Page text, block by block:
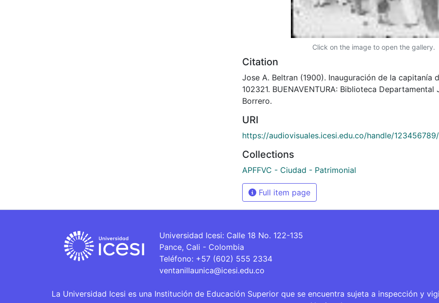
Click on the image to open the gallery.
Citation
Jose A. Beltran (1900). Inauguración de la capitanía
102321. BUENAVENTURA: Biblioteca Departamental
Borrero.
URI
https://audiovisuales.icesi.edu.co/handle/
Collections
APFFVC - Ciudad - Patrimonial
Full item page
Universidad Icesi: Calle 18 No. 122-135
Pance, Cali - Colombia
Teléfono: +57 (602) 555 2334
ventanillaunica@icesi.edu.co
La Universidad Icesi es una Institución de Educación Superior que se encuentra sujeta a inspección y